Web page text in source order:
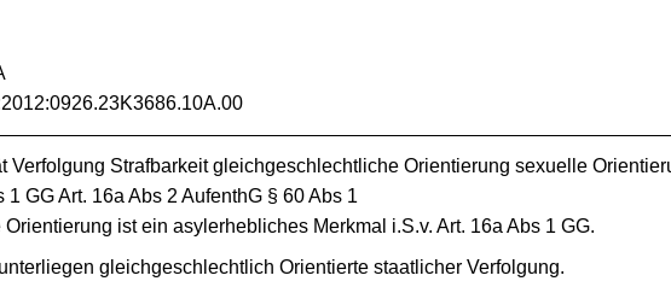
Verfolgung Strafbarkeit gleichgeschlechtliche Orientierung sexuelle
1 GG Art. 16a Abs 2 AufenthG § 60 Abs 1
ist ein asylerhebliches Merkmal i.S.v. Art. 16a Abs 1 GG.
gleichgeschlechtlich Orientierte staatlicher Verfolgung.